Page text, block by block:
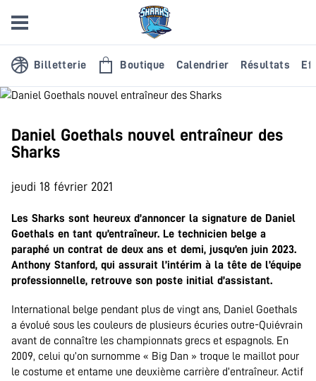
Billetterie Boutique Calendrier Résultats
Daniel Goethals nouvel entraîneur des
Sharks
jeudi 18 février 2021
Les Sharks sont heureux d’annoncer la signature de Daniel
Goethals en tant qu’entraîneur. Le technicien belge a
paraphé un contrat de deux ans et demi, jusqu’en juin 2023.
Anthony Stanford, qui assurait l’intérim à la tête de l’équipe
professionnelle, retrouve son poste initial d’assistant.
International belge pendant plus de vingt ans, Daniel Goethals
a évolué sous les couleurs de plusieurs écuries outre-Quiévrain
avant de connaître les championnats grecs et espagnols. En
2009, celui qu’on surnomme « Big Dan » troque le maillot pour
le costume et entame une deuxième carrière d’entraîneur. Actif